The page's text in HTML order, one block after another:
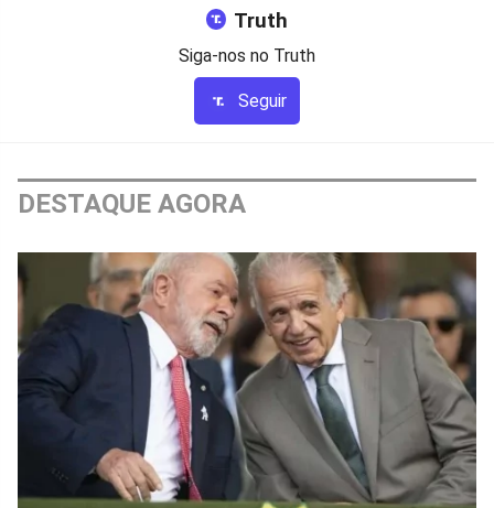
Truth
Siga-nos no Truth
Seguir
DESTAQUE AGORA